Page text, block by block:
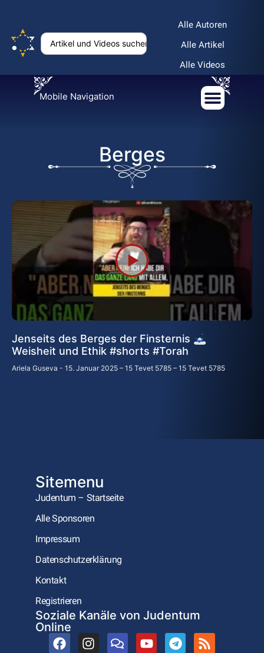
Alle Autoren
Alle Artikel
Alle Videos
Mobile Navigation
Berges
Jenseits des Berges der Finsternis 🗻
Weisheit und Ethik #shorts #Torah
Ariela Guseva 15. Januar 2025 – 15 Tevet 5785 – 15 Tevet 5785
Sitemenu
Judentum – Startseite
Alle Sponsoren
Impressum
Datenschutzerklärung
Kontakt
Registrieren
Soziale Kanäle von Judentum
Online